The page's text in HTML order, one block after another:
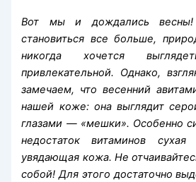
Вот мы и дождались весны!
становиться все больше,
никогда хочется
привлекательной. Однако,
замечаем, что весенний
нашей коже: она выглядит
глазами — «мешки». Особенно
недостаток витаминов сухая
увядающая кожа. Не
собой! Для этого достаточно